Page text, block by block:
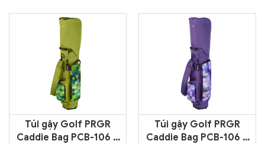
Túi gậy Golf PRGR
Caddie Bag PCB-106 –
Túi gậy Golf PRGR
Caddie Bag PCB-106 –